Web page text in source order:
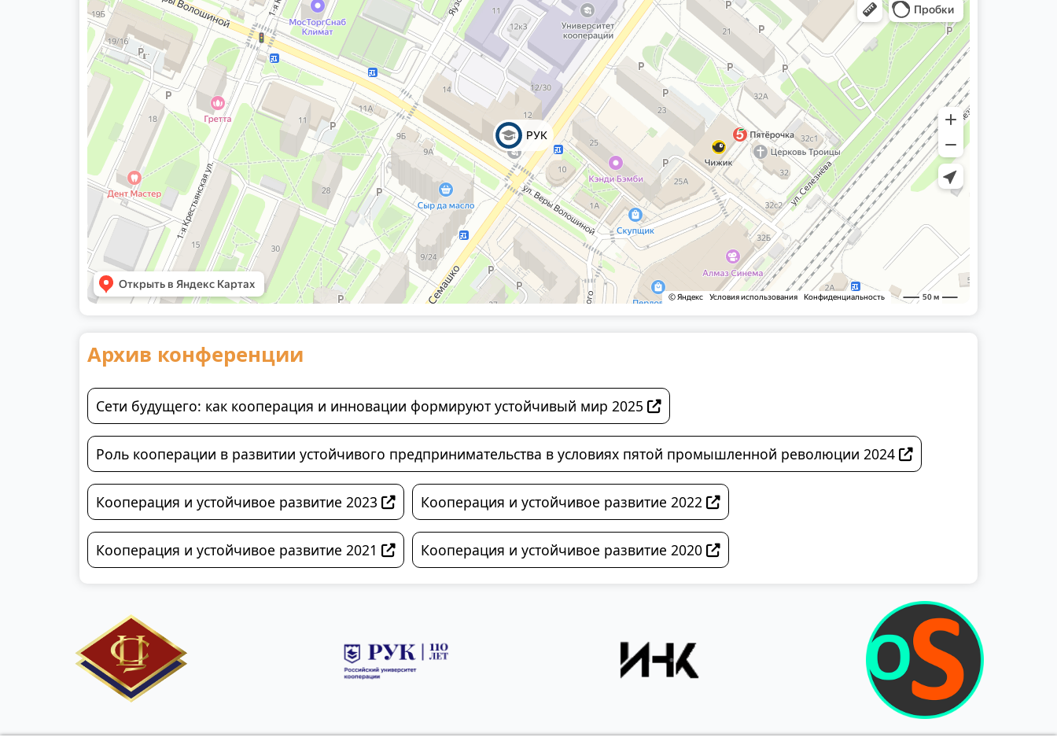
Архив конференции
Сети будущего: как кооперация и инновации формируют устойчивый мир 2025
Роль кооперации в развитии устойчивого предпринимательства в условиях пятой промышленной революции 2024
Кооперация и устойчивое развитие 2023 Кооперация и устойчивое развитие 2022
Кооперация и устойчивое развитие 2021 Кооперация и устойчивое развитие 2020